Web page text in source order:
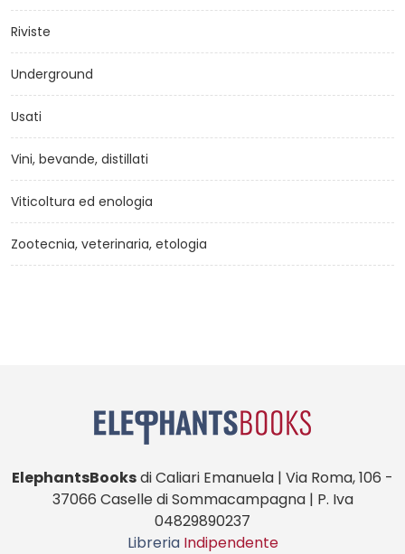
Riviste
Underground
Usati
Vini, bevande, distillati
Viticoltura ed enologia
Zootecnia, veterinaria, etologia
ElephantsBooksdi Caliari Emanuela | Via Roma, 106 -
37066 Caselle di Sommacampagna | P. Iva
04829890237
Libreria Indipendente